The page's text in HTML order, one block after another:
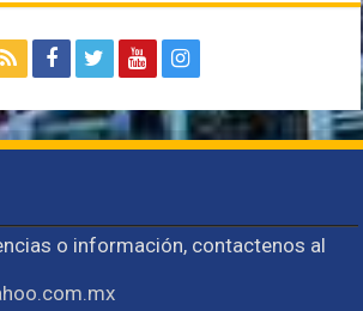
o información, contactenos al